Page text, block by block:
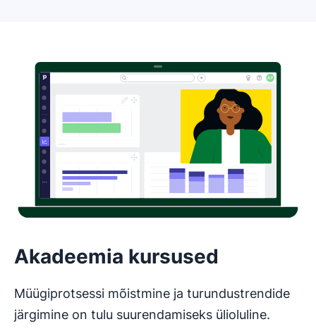
Akadeemia kursused
Müügiprotsessi mõistmine ja turundustrendide
järgimine on tulu suurendamiseks ülioluline.